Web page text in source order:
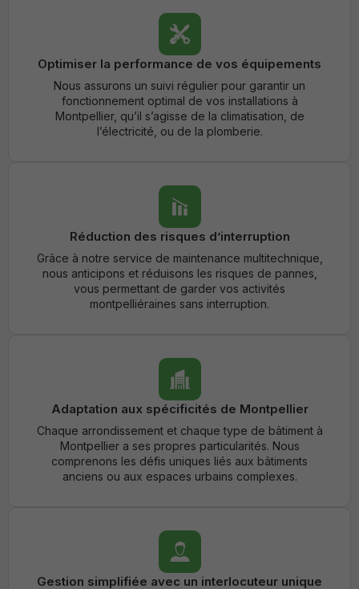
Optimiser la performance de vos équipements
Nous assurons un suivi régulier pour garantir un
fonctionnement optimal de vos installations à
Montpellier, qu’il s’agisse de la climatisation, de
l’électricité, ou de la plomberie.
Réduction des risques d’interruption
Grâce à notre service de maintenance multitechnique,
nous anticipons et réduisons les risques de pannes,
vous permettant de garder vos activités
montpelliéraines sans interruption.
Adaptation aux spécificités de Montpellier
Chaque arrondissement et chaque type de bâtiment à
Montpellier a ses propres particularités. Nous
comprenons les défis uniques liés aux bâtiments
anciens ou aux espaces urbains complexes.
Gestion simplifiée avec un interlocuteur unique